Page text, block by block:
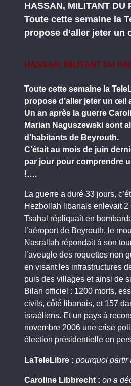
HASSAN, MILITANT DU
Toute cette semaine la
propose d’aller jeter
HASSAN, MILITANT DU
Toute cette semaine la
propose d’aller jeter un œil
Un an après la guerre
Marian Naguszewski sont
d’habitants de Beyrouth.
C’était au mois de juin
par jour pour comprendre
!….
La guerre a duré 33 jours,
Hezbollah libanais enlevait 2
Tsahal répliquait en
l’aéroport de Beyrouth, le
Nasrallah répondait à son
l’aveugle des roquettes non
en visant les infrastructures
puis des villages et ainsi de
Bilan officiel : 1200 morts,
civils, côté libanais, et 157
israéliens. Et un pays à
novembre 2006 une crise
élection présidentielle en
LaTeleLibre : pourquoi partir
Caroline Libbrecht : on a